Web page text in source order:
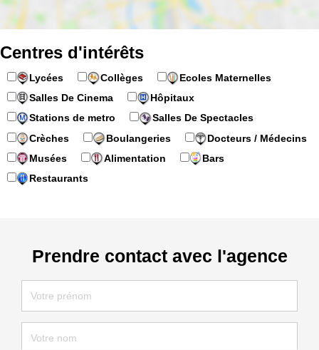
Centres d'intérêts
Lycées Collèges
Ecoles Maternelles
Salles De Cinema
Hôpitaux
Stations de metro
Salles De Spectacles
Crèches
Boulangeries
Docteurs / Médecins
Musées
Alimentation
Bars
Restaurants
Prendre contact avec l'agence